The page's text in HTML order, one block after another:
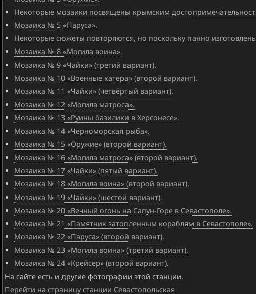
Некоторые мозаики посвящены крымским
Мозаика № 5 «Паруса».
Некоторые сюжеты повторяются, но поскольку панно
Мозаика № 8 «Могила воина».
Мозаика № 9 «Чайки» (третий вариант).
Мозаика № 10 «Военные катера» (второй вариант).
Мозаика № 11 «Чайки» (четвёртый вариант).
Мозаика № 12 «Могила матроса».
Мозаика № 13 «Руины базилики в Херсонесе».
Мозаика № 14 «Черноморская рыба».
Мозаика № 15 «Оружие» (второй вариант).
Мозаика № 16 «Могила матроса» (второй вариант).
Мозаика № 17 «Чайки» (пятый вариант).
Мозаика № 18 «Могила воина» (второй вариант).
Мозаика № 19 «Чайки» (шестой вариант).
Мозаика № 20 «Вечный огонь на Сапун-Горе в Севастополе».
Мозаика № 21 «Памятник затопленным кораблям в Севастополе».
Мозаика № 22 «Паруса» (второй вариант).
Мозаика № 23 «Могила воина» (третий вариант).
Мозаика № 24 «Крейсер» (второй вариант).
На сайте есть и другие фотографии этой станции.
Перейти на страницу станции Севастопольская